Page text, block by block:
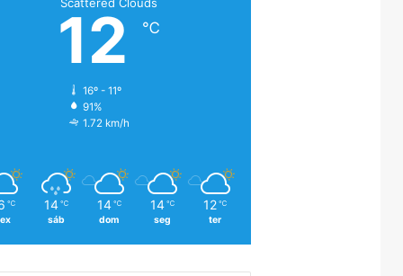
12 ℃
16º - 11º
91%
1.72 km/h
℃ 14 ℃
sáb
14 ℃
dom
14 ℃
seg
12 ℃
ter